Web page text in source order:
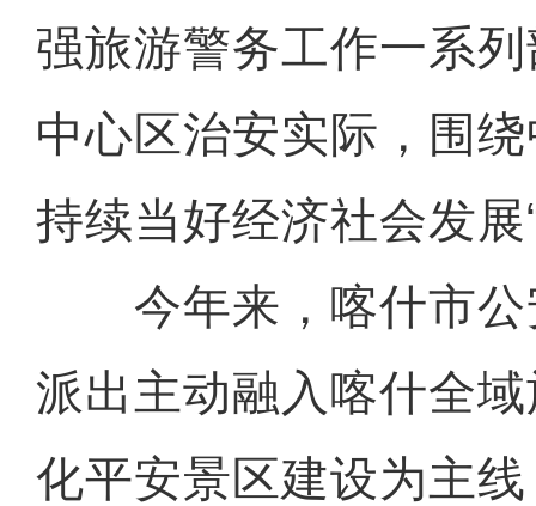
强旅游警务工作一系
中心区治安实际，围
持续当好经济社会发展
今年来，喀什市公
派出主动融入喀什全
化平安景区建设为主